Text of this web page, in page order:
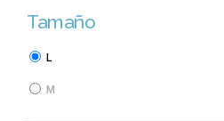
Tamaño
L
M